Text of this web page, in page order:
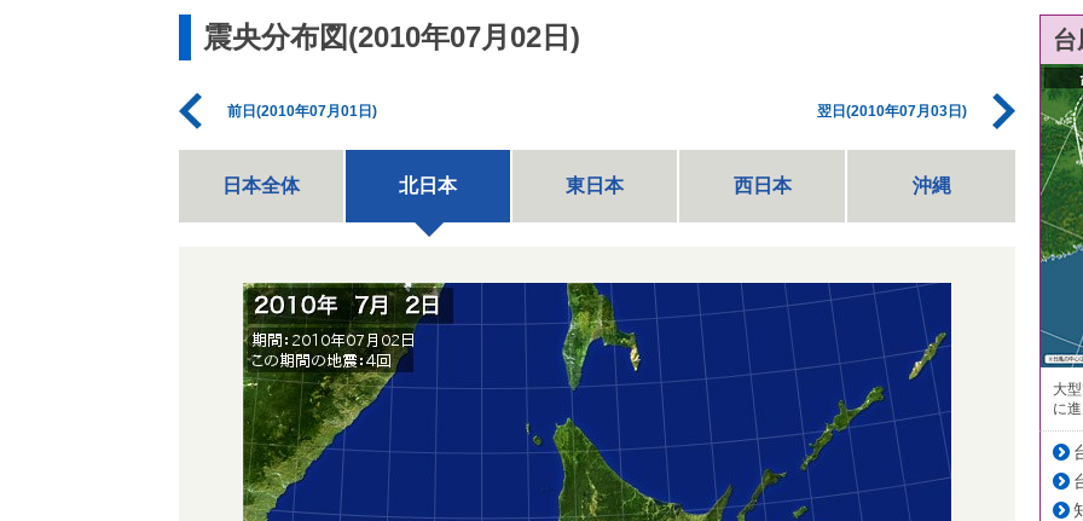
震央分布図(2010年07月02日)
前日(2010年07月01日) 翌日(2010年07月03日)
日本全体 北日本 東日本 西日本 沖縄
大
に